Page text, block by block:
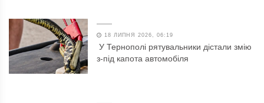
18 ЛИПНЯ 2026, 06:19
У Тернополі рятувальники дістали змію
з-під капота автомобіля